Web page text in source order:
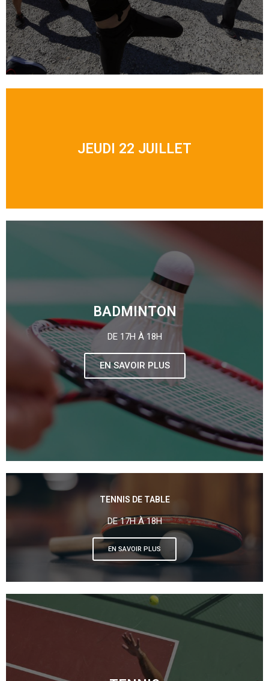
JEUDI 22 JUILLET
BADMINTON
DE 17H À 18H
EN SAVOIR PLUS
TENNIS DE TABLE
DE 17H À 18H
EN SAVOIR PLUS